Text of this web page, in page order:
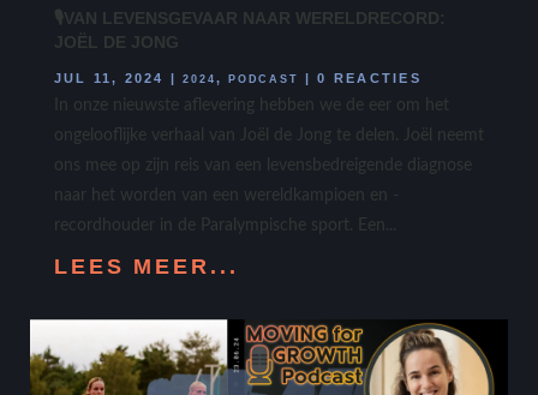
🎙️VAN LEVENSGEVAAR NAAR WERELDRECORD:
JOËL DE JONG
JUL 11, 2024 |2024 ,PODCAST |0 REACTIES
In onze nieuwste aflevering hebben we de eer om het
ongelooflijke verhaal van Joël de Jong te delen. Joël neemt
ons mee op zijn reis van een levensbedreigende diagnose
naar het worden van een wereldkampioen en -
recordhouder in de Paralympische sport. Een...
LEES MEER...